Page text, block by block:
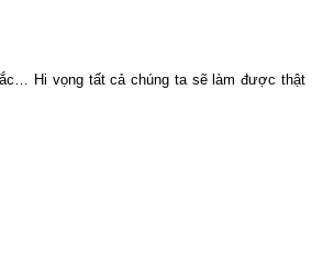
Hi vọng tất cả chúng ta sẽ làm được thật